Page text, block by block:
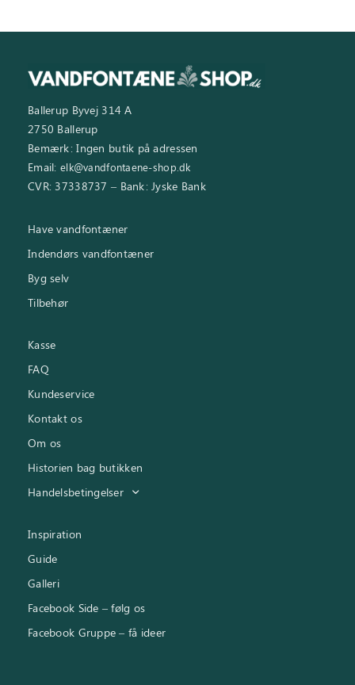
Ballerup Byvej 314 A
2750 Ballerup
Bemærk: Ingen butik på adressen
Email: elk@vandfontaene-shop.dk
CVR: 37338737 – Bank: Jyske Bank
Have vandfontæner
Indendørs vandfontæner
Byg selv
Tilbehør
Kasse
FAQ
Kundeservice
Kontakt os
Om os
Historien bag butikken
Handelsbetingelser
Inspiration
Guide
Galleri
Facebook Side – følg os
Facebook Gruppe – få ideer